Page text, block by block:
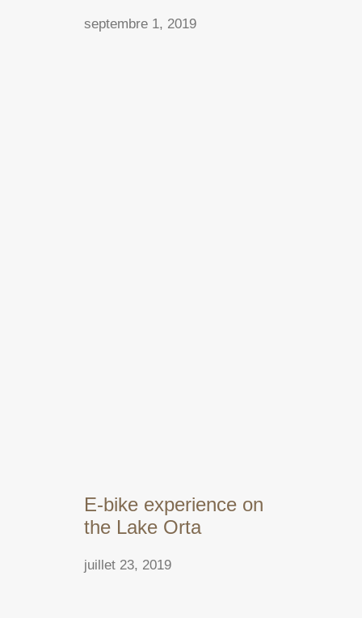
septembre 1, 2019
E-bike experience on
the Lake Orta
juillet 23, 2019